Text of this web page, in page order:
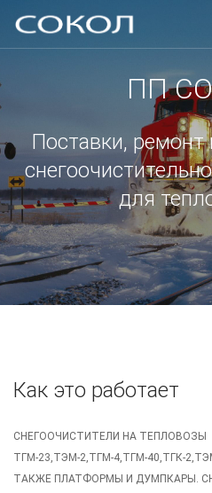
ДЕЯТЕЛЬНОСТЬ
ПП
Поставки,
для
Как это работает
СНЕГООЧИСТИТЕЛИ НА ТЕПЛОВОЗЫ
ТГМ-23,ТЭМ-2,ТГМ-4,ТГМ-40,ТГК-
ТАКЖЕ ПЛАТФОРМЫ И ДУМПКАРЫ.